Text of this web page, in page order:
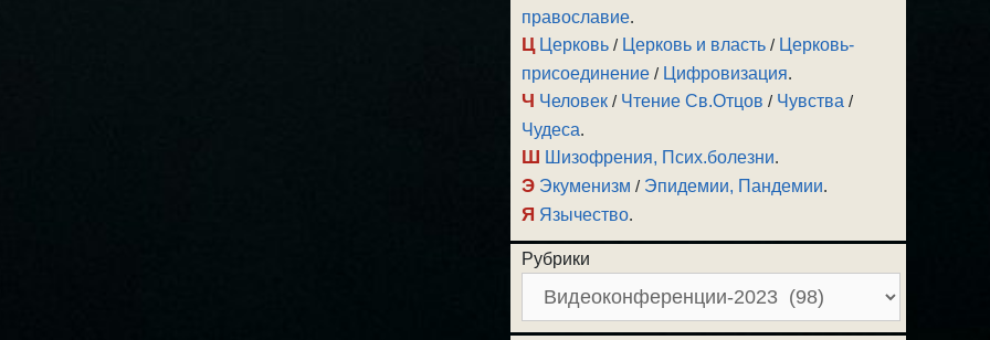
православие.
Ц Церковь / Церковь и власть / Церковь-
присоединение / Цифровизация.
Ч Человек / Чтение Св.Отцов / Чувства /
Чудеса.
Ш Шизофрения, Псих.болезни.
Э Экуменизм / Эпидемии, Пандемии.
Я Язычество.
Рубрики